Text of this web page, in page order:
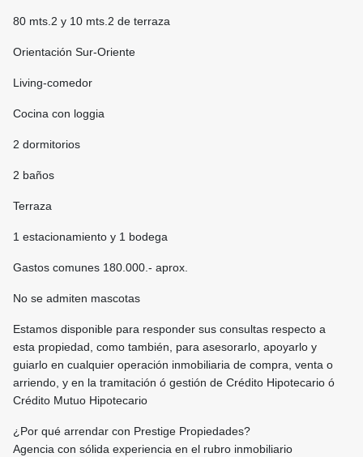
80 mts.2 y 10 mts.2 de terraza
Orientación Sur-Oriente
Living-comedor
Cocina con loggia
2 dormitorios
2 baños
Terraza
1 estacionamiento y 1 bodega
Gastos comunes 180.000.- aprox.
No se admiten mascotas
Estamos disponible para responder sus consultas respecto a
esta propiedad, como también, para asesorarlo, apoyarlo y
guiarlo en cualquier operación inmobiliaria de compra, venta o
arriendo, y en la tramitación ó gestión de Crédito Hipotecario ó
Crédito Mutuo Hipotecario
¿Por qué arrendar con Prestige Propiedades?
Agencia con sólida experiencia en el rubro inmobiliario